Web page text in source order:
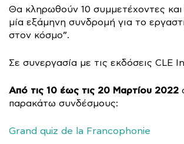
Θα κληρωθούν 10 συμμετέχοντες
μία εξάμηνη συνδρομή για το
στον κόσμο”.
Σε συνεργασία με τις εκδόσεις CLE
Από τις 10 έως τις 20 Μαρτίου 2022
παρακάτω συνδέσμους:
Grand quiz de la Francophonie